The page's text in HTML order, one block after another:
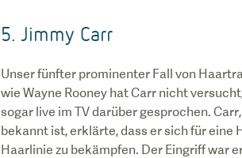
5. Jimmy Carr
Unser fünfter prominenter Fall von
wie Wayne Rooney hat Carr nicht
sogar live im TV darüber gesprochen.
bekannt ist, erklärte, dass er sich für
Haarlinie zu bekämpfen. Der Eingriff war